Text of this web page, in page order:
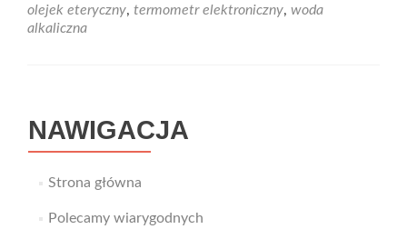
olejek eteryczny, termometr elektroniczny, woda
alkaliczna
NAWIGACJA
Strona główna
Polecamy wiarygodnych